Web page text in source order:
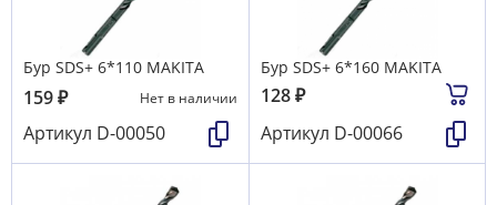
Бур SDS+ 6*110 MAKITA
159₽ Нет в наличии
Артикул D-00050
Бур SDS+ 6*160 MAKITA
128₽
Артикул D-00066